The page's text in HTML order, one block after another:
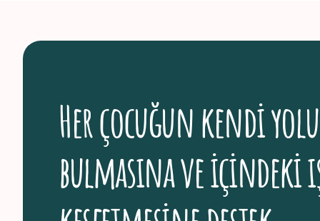
Her çocuğun kendi
bulmasına ve içindeki